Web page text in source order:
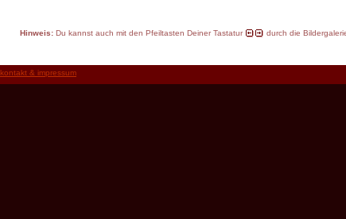
Hinweis:Du kannst auch mit den Pfeiltasten Deiner Tastatur durch die
kontakt & impressum